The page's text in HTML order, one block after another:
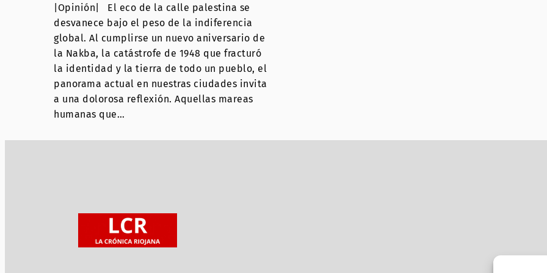
|Opinión| El eco de la calle palestina se
desvanece bajo el peso de la indiferencia
global. Al cumplirse un nuevo aniversario de
la Nakba, la catástrofe de 1948 que fracturó
la identidad y la tierra de todo un pueblo, el
panorama actual en nuestras ciudades invita
a una dolorosa reflexión. Aquellas mareas
humanas que…